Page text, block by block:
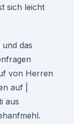
sich leicht
und das
von Herren
auf |
aus